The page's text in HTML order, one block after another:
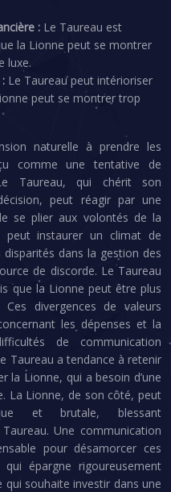
: Le Taureau est
la Lionne peut se montrer
luxe.
Le Taureau peut intérioriser
peut se montrer trop
naturelle à prendre les
comme une tentative de
Taureau, qui chérit son
peut réagir par une
se plier aux volontés de la
peut instaurer un climat de
dans la gestion des
de discorde. Le Taureau
que la Lionne peut être plus
divergences de valeurs
les dépenses et la
de communication
Taureau a tendance à retenir
la Lionne, qui a besoin d’une
La Lionne, de son côté, peut
et brutale, blessant
Une communication
pour désamorcer ces
épargne rigoureusement
souhaite investir dans une